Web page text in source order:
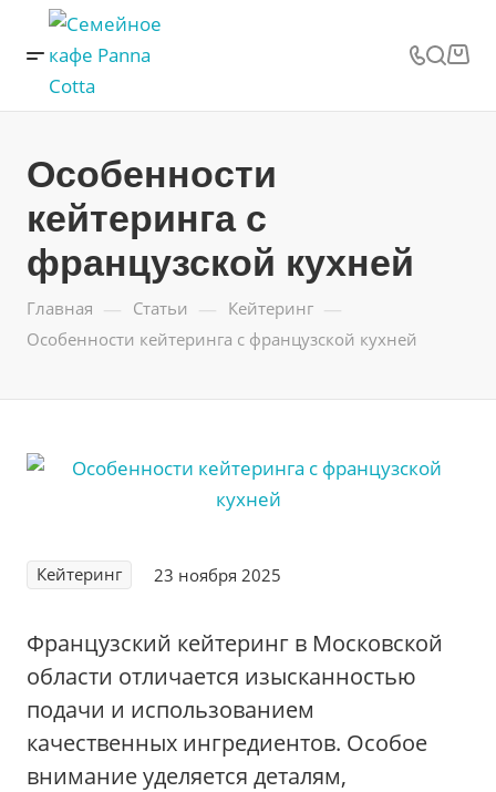
Особенности
кейтеринга с
французской кухней
Главная — Статьи — Кейтеринг —
Особенности кейтеринга с французской кухней
Кейтеринг 23 ноября 2025
Французский кейтеринг в Московской
области отличается изысканностью
подачи и использованием
качественных ингредиентов. Особое
внимание уделяется деталям,